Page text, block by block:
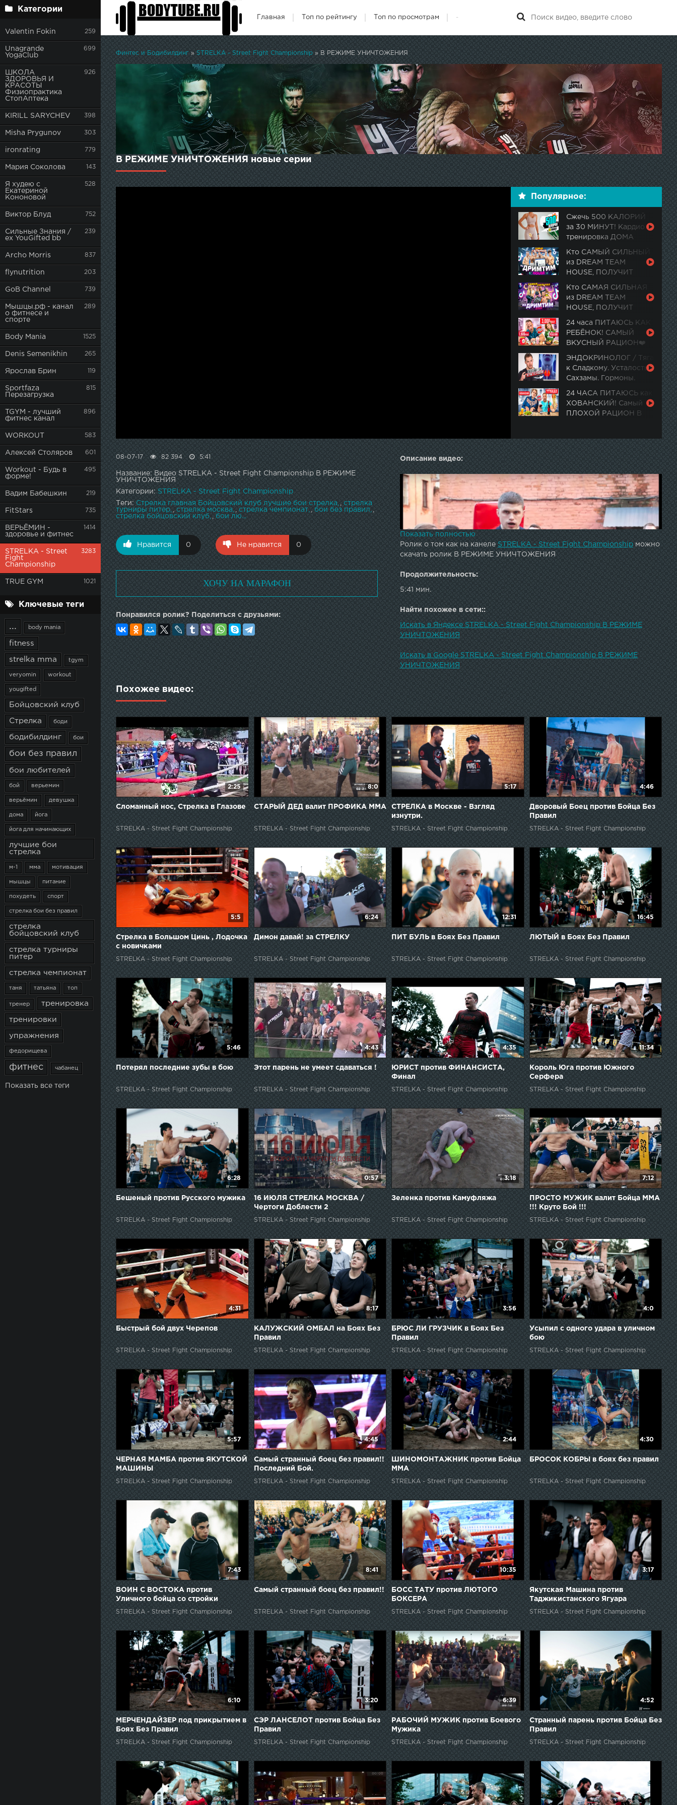
Категории
Valentin Fokin 259
Unagrande
YogaClub
699
ШКОЛА
ЗДОРОВЬЯ И
КРАСОТЫ
Физиопрактика
СтопАптека
926
KIRILL SARYCHEV 398
Misha Prygunov 303
ironrating 779
Мария Соколова 143
Я худею с
Екатериной
Кононовой
528
Виктор Блуд 752
Сильные Знания /
ex YouGifted bb
239
Archo Morris 837
flynutrition 203
GoB Channel 739
Мышцы.рф - канал
о фитнесе и
спорте
289
Body Mania 1525
Denis Semenikhin 265
Ярослав Брин 119
Sportfaza
Перезагрузка
815
TGYM - лучший
фитнес канал
896
WORKOUT 583
Алексей Столяров 601
Workout - Будь в
форме!
495
Вадим Бабешкин 219
FitStars 735
ВЕРЬЁМИН -
здоровье и фитнес
1414
STRELKA - Street
Fight
Championship
3283
TRUE GYM 1021
Ключевые теги
... body mania
fitness
strelka mma tgym
veryomin workout
yougifted
Бойцовский клуб
Стрелка боди
бодибилдинг бои
бои без правил
бои любителей
бой верьемин
верьёмин девушка
дома йога
йога для начинающих
лучшие бои
стрелка
м-1 мма мотивация
мышцы питание
похудеть спорт
стрелка бои без правил
стрелка
бойцовский клуб
стрелка турниры
питер
стрелка чемпионат
таня татьяна топ
тренер тренировка
тренировки
упражнения
федорищева
фитнес чабанец
Показать все теги
Главная Топ по рейтингу Топ по просмотрам -
Финтес и Бодибилдинг »STRELKA - Street Fight Championship» В РЕЖИМЕ УНИЧТОЖЕНИЯ
В РЕЖИМЕ УНИЧТОЖЕНИЯ новые серии
Популярное:
Сжечь 500 КАЛОРИЙ
за 30 МИНУТ! Кардио
тренировка ДОМА
Кто САМЫЙ СИЛЬНЫЙ
из DREAM TEAM
HOUSE, ПОЛУЧИТ
Кто САМАЯ СИЛЬНАЯ
из DREAM TEAM
HOUSE, ПОЛУЧИТ
24 часа ПИТАЮСЬ КАК
РЕБЁНОК! САМЫЙ
ВКУСНЫЙ РАЦИОН❤️
ЭНДОКРИНОЛОГ / Тяга
к Сладкому. Усталость.
Сахзамы. Гормоны.
24 ЧАСА ПИТАЮСЬ как
ХОВАНСКИЙ! Самый
ПЛОХОЙ РАЦИОН В
Описание видео:
Бой крепких здоровых парней. Gorilla energy drink - официальный
напиток чемпионата СТРЕЛКА Официальная Бритва чемпионата
СТРЕЛКА Партнер турнира - магазин товаров для Единоборств
Спортфайтер Все для единоборств и фитнеса Главный портал
чемпионата СТРЕЛКА Вконтакте:
Показать полностью
Ролик о том как на канелеSTRELKA - Street Fight Championshipможно
скачать ролик В РЕЖИМЕ УНИЧТОЖЕНИЯ
Продолжительность:
5:41 мин.
Найти похожее в сети::
Искать в Яндексе STRELKA - Street Fight Championship В РЕЖИМЕ
УНИЧТОЖЕНИЯ
Искать в Google STRELKA - Street Fight Championship В РЕЖИМЕ
УНИЧТОЖЕНИЯ
08-07-17 82 394 5:41
Название: Видео STRELKA - Street Fight Championship В РЕЖИМЕ
УНИЧТОЖЕНИЯ
Категории:STRELKA - Street Fight Championship
Теги: Стрелка главная Бойцовский клуб лучшие бои стрелка ,стрелка
турниры питер ,стрелка москва ,стрелка чемпионат ,бои без правил ,
стрелка бойцовский клуб , бои лю...
Нравится 0 Не нравится 0
ХОЧУ НА МАРАФОН
Понравился ролик? Поделиться с друзьями:
Похожее видео:
2:25
Сломанный нос, Стрелка в Глазове
STRELKA - Street Fight Championship
8:0
СТАРЫЙ ДЕД валит ПРОФИКА ММА
STRELKA - Street Fight Championship
5:17
СТРЕЛКА в Москве - Взгляд
изнутри.
STRELKA - Street Fight Championship
4:46
Дворовый Боец против Бойца Без
Правил
STRELKA - Street Fight Championship
5:5
Стрелка в Большом Цинь , Лодочка
с новичками
STRELKA - Street Fight Championship
6:24
Димон давай! за СТРЕЛКУ
STRELKA - Street Fight Championship
12:31
ПИТ БУЛЬ в Боях Без Правил
STRELKA - Street Fight Championship
16:45
ЛЮТЫЙ в Боях Без Правил
STRELKA - Street Fight Championship
5:46
Потерял последние зубы в бою
STRELKA - Street Fight Championship
4:43
Этот парень не умеет сдаваться !
STRELKA - Street Fight Championship
4:35
ЮРИСТ против ФИНАНСИСТА,
Финал
STRELKA - Street Fight Championship
11:34
Король Юга против Южного
Серфера
STRELKA - Street Fight Championship
6:28
Бешеный против Русского мужика
STRELKA - Street Fight Championship
0:57
16 ИЮЛЯ СТРЕЛКА МОСКВА /
Чертоги Доблести 2
STRELKA - Street Fight Championship
3:18
Зеленка против Камуфляжа
STRELKA - Street Fight Championship
7:12
ПРОСТО МУЖИК валит Бойца ММА
!!! Круто Бой !!!
STRELKA - Street Fight Championship
4:31
Быстрый бой двух Черепов
STRELKA - Street Fight Championship
8:17
КАЛУЖСКИЙ ОМБАЛ на Боях Без
Правил
STRELKA - Street Fight Championship
3:56
БРЮС ЛИ ГРУЗЧИК в Боях Без
Правил
STRELKA - Street Fight Championship
4:0
Усыпил с одного удара в уличном
бою
STRELKA - Street Fight Championship
5:57
ЧЕРНАЯ МАМБА против ЯКУТСКОЙ
МАШИНЫ
STRELKA - Street Fight Championship
4:45
Самый странный боец без правил!!
Последний Бой.
STRELKA - Street Fight Championship
2:44
ШИНОМОНТАЖНИК против Бойца
ММА
STRELKA - Street Fight Championship
4:30
БРОСОК КОБРЫ в боях без правил
STRELKA - Street Fight Championship
7:43
ВОИН С ВОСТОКА против
Уличного бойца со стройки
STRELKA - Street Fight Championship
8:41
Самый странный боец без правил!!
STRELKA - Street Fight Championship
10:35
БОСС ТАТУ против ЛЮТОГО
БОКСЕРА
STRELKA - Street Fight Championship
3:17
Якутская Машина против
Таджикистанского Ягуара
STRELKA - Street Fight Championship
6:10
МЕРЧЕНДАЙЗЕР под прикрытием в
Боях Без Правил
STRELKA - Street Fight Championship
3:20
СЭР ЛАНСЕЛОТ против Бойца Без
Правил
STRELKA - Street Fight Championship
6:39
РАБОЧИЙ МУЖИК против Боевого
Мужика
STRELKA - Street Fight Championship
4:52
Странный парень против Бойца Без
Правил
STRELKA - Street Fight Championship